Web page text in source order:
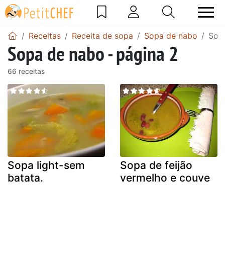
Receitas Receita de sopa Sopa de nabo
Sopa de nabo - página 2
66 receitas
Sopa light-sem
batata.
Sopa de feijão
vermelho e couve